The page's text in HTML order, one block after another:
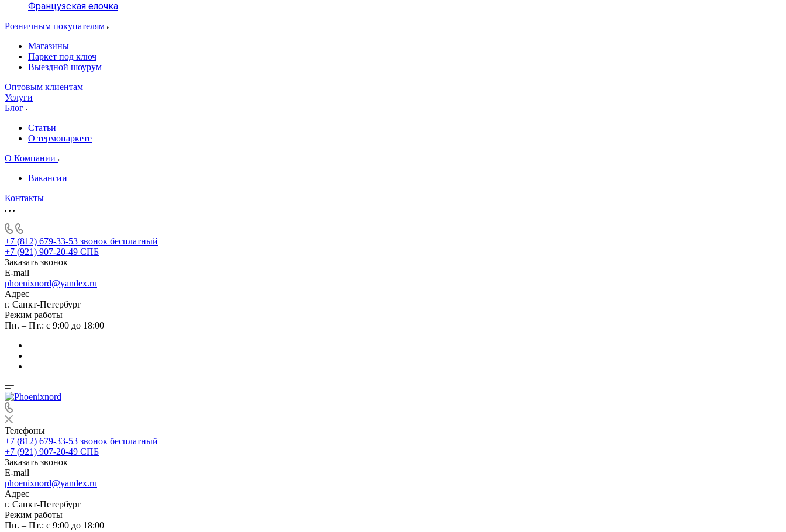
Французская елочка
Розничным покупателям
Магазины
Паркет под ключ
Выездной шоурум
Оптовым клиентам
Услуги
Блог
Статьи
О термопаркете
О Компании
Вакансии
Контакты
+7 (812) 679-33-53 звонок бесплатный
+7 (921) 907-20-49 СПБ
Заказать звонок
E-mail
phoenixnord@yandex.ru
Адрес
г. Санкт-Петербург
Режим работы
Пн. – Пт.: с 9:00 до 18:00
Телефоны
+7 (812) 679-33-53 звонок бесплатный
+7 (921) 907-20-49 СПБ
Заказать звонок
E-mail
phoenixnord@yandex.ru
Адрес
г. Санкт-Петербург
Режим работы
Пн. – Пт.: с 9:00 до 18:00